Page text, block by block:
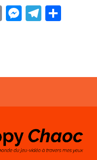
CopyMessenger